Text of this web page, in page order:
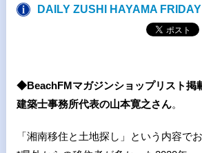
DAILY ZUSHI HAYAMA FRIDAY
◆BeachFMマガジンショップリスト掲
建築士事務所代表の山本寛之さん。
「湘南移住と土地探し」という内容で